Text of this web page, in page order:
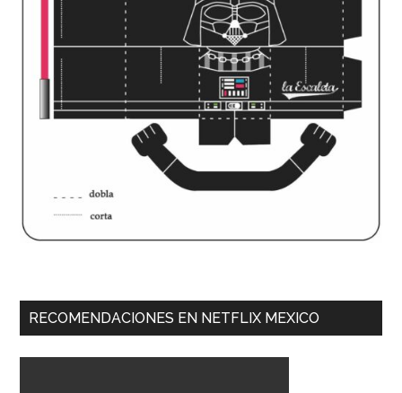
RECOMENDACIONES EN NETFLIX MEXICO